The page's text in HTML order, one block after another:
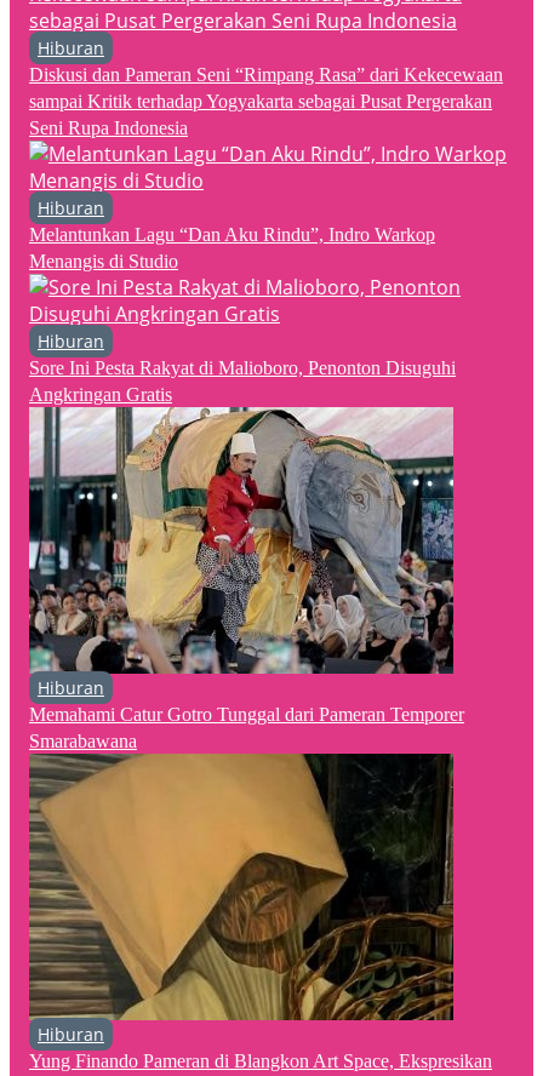
Hiburan
Diskusi dan Pameran Seni “Rimpang Rasa” dari Kekecewaan
sampai Kritik terhadap Yogyakarta sebagai Pusat Pergerakan
Seni Rupa Indonesia
Hiburan
Melantunkan Lagu “Dan Aku Rindu”, Indro Warkop
Menangis di Studio
Hiburan
Sore Ini Pesta Rakyat di Malioboro, Penonton Disuguhi
Angkringan Gratis
Hiburan
Memahami Catur Gotro Tunggal dari Pameran Temporer
Smarabawana
Hiburan
Yung Finando Pameran di Blangkon Art Space, Ekspresikan